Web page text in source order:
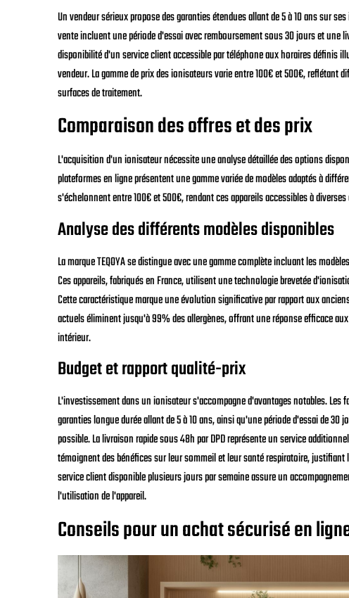
Un vendeur sérieux propose des garanties étendues allant de 5 à 10 ans sur
vente incluent une période d'essai avec remboursement sous 30 jours et une
disponibilité d'un service client accessible par téléphone aux horaires définis
vendeur. La gamme de prix des ionisateurs varie entre 100€ et 500€, reflétant
surfaces de traitement.
Comparaison des offres et des prix
L'acquisition d'un ionisateur nécessite une analyse détaillée des options
plateformes en ligne présentent une gamme variée de modèles adaptés à
s'échelonnent entre 100€ et 500€, rendant ces appareils accessibles à
Analyse des différents modèles disponibles
La marque TEQOYA se distingue avec une gamme complète incluant les
Ces appareils, fabriqués en France, utilisent une technologie brevetée
Cette caractéristique marque une évolution significative par rapport aux
actuels éliminent jusqu'à 99% des allergènes, offrant une réponse efficace
intérieur.
Budget et rapport qualité-prix
L'investissement dans un ionisateur s'accompagne d'avantages notables. Les
garanties longue durée allant de 5 à 10 ans, ainsi qu'une période d'essai de 30
possible. La livraison rapide sous 48h par DPD représente un service
témoignent des bénéfices sur leur sommeil et leur santé respiratoire,
service client disponible plusieurs jours par semaine assure un
l'utilisation de l'appareil.
Conseils pour un achat sécurisé en